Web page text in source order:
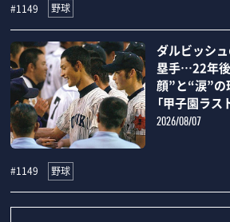
#1149 野球
ダルビッシ
塁手…22年
顔”と“涙”の
「甲子園ラス
2026/08/07
#1149 野球